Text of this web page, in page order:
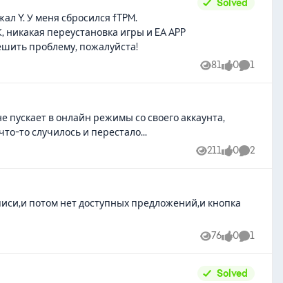
Y. У меня сбросился fTPM.
переустановка игры и EA APP
проблему, пожалуйста!
Solved
81
Views 0
likes 1
Comment
пускает в онлайн режимы со своего аккаунта,
то случилось и перестало...
211
Views 0
likes 2
потом нет доступных предложений,и кнопка
76
Views 0
likes 1
Comment
Solved